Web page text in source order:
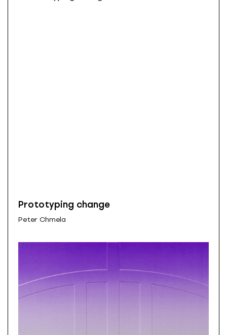
Prototyping change
Peter Chmela